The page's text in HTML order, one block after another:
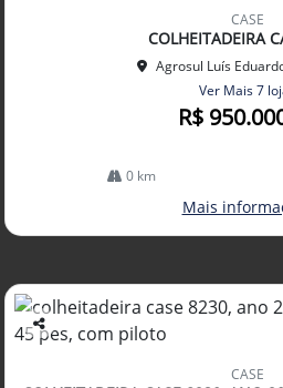
CASE
COLHEITADEIRA
Agrosul Luís
Ver Mais 7
R$
0 km
Mais
Co
arti
CASE